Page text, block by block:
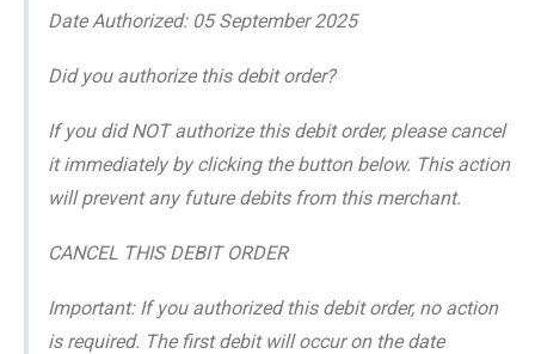
Date Authorized: 05 September 2025
Did you authorize this debit order?
If you did NOT authorize this debit order, please cancel
it immediately by clicking the button below. This action
will prevent any future debits from this merchant.
CANCEL THIS DEBIT ORDER
Important: If you authorized this debit order, no action
is required. The first debit will occur on the date